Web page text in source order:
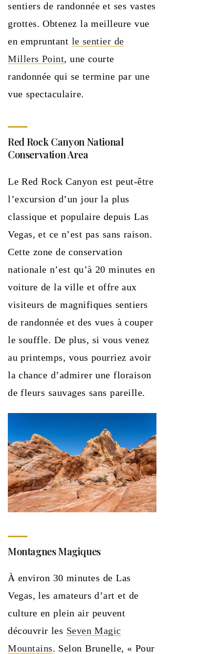
sentiers de randonnée et ses vastes
grottes. Obtenez la meilleure vue
en empruntant le sentier de
Millers Point, une courte
randonnée qui se termine par une
vue spectaculaire.
Red Rock Canyon National
Conservation Area
Le Red Rock Canyon est peut-être
l’excursion d’un jour la plus
classique et populaire depuis Las
Vegas, et ce n’est pas sans raison.
Cette zone de conservation
nationale n’est qu’à 20 minutes en
voiture de la ville et offre aux
visiteurs de magnifiques sentiers
de randonnée et des vues à couper
le souffle. De plus, si vous venez
au printemps, vous pourriez avoir
la chance d’admirer une floraison
de fleurs sauvages sans pareille.
Montagnes Magiques
À environ 30 minutes de Las
Vegas, les amateurs d’art et de
culture en plein air peuvent
découvrir les Seven Magic
Mountains. Selon Brunelle, « Pour